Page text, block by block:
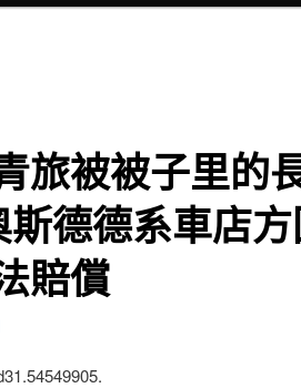
旅被被子里的
德德系車店
賠償